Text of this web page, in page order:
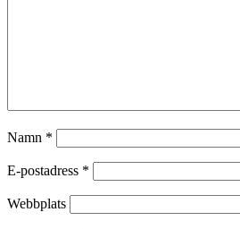
Namn *
E-postadress *
Webbplats